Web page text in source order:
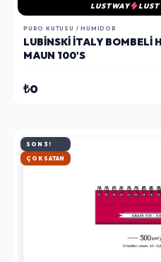
LUSTWAY
PURO KUTUSU / HUMIDOR
LUBINSKI İTALY BOMBELI
MAUN 100'S
₺0
SON 3!
HIZLI KARGO